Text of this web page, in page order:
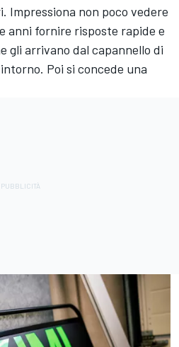
Impressiona non poco vedere
anni fornire risposte rapide e
gli arrivano dal capannello di
Poi si concede una